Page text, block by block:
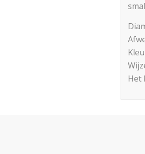
Het